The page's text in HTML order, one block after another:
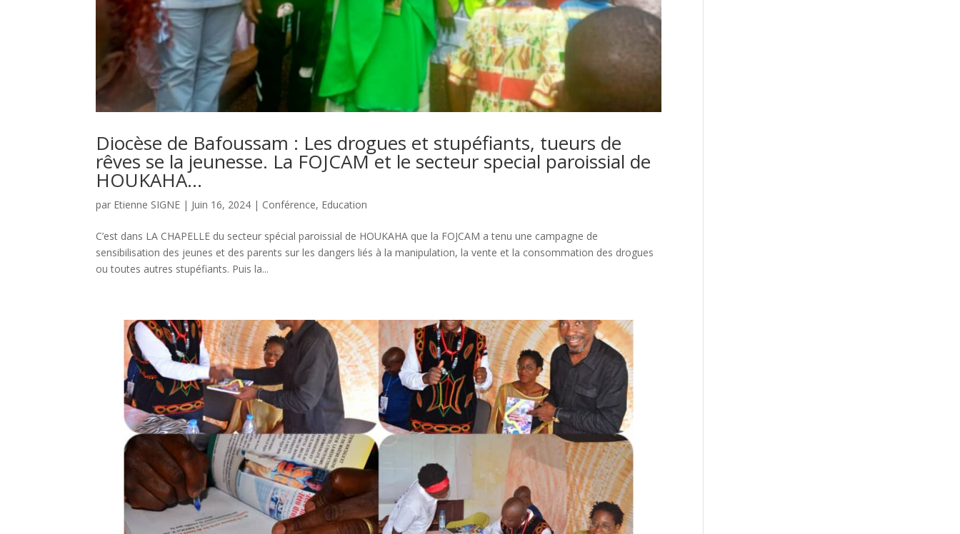
Diocèse de Bafoussam : Les drogues et stupéfiants, tueurs de
rêves se la jeunesse. La FOJCAM et le secteur special paroissial de
HOUKAHA…
par Etienne SIGNE | Juin 16, 2024 | Conférence, Education
C’est dans LA CHAPELLE du secteur spécial paroissial de HOUKAHA que la FOJCAM a tenu une campagne de
sensibilisation des jeunes et des parents sur les dangers liés à la manipulation, la vente et la consommation des drogues
ou toutes autres stupéfiants. Puis la...